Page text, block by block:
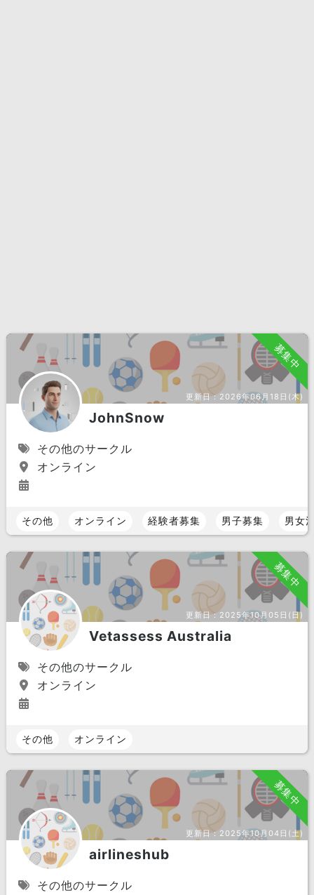
募集中
更新日：2026年06月18日(木)
JohnSnow
その他のサークル
オンライン
その他 オンライン 経験者募集 男子募集 男女
募集中
更新日：2025年10月05日(日)
Vetassess Australia
その他のサークル
オンライン
その他 オンライン
募集中
更新日：2025年10月04日(土)
airlineshub
その他のサークル